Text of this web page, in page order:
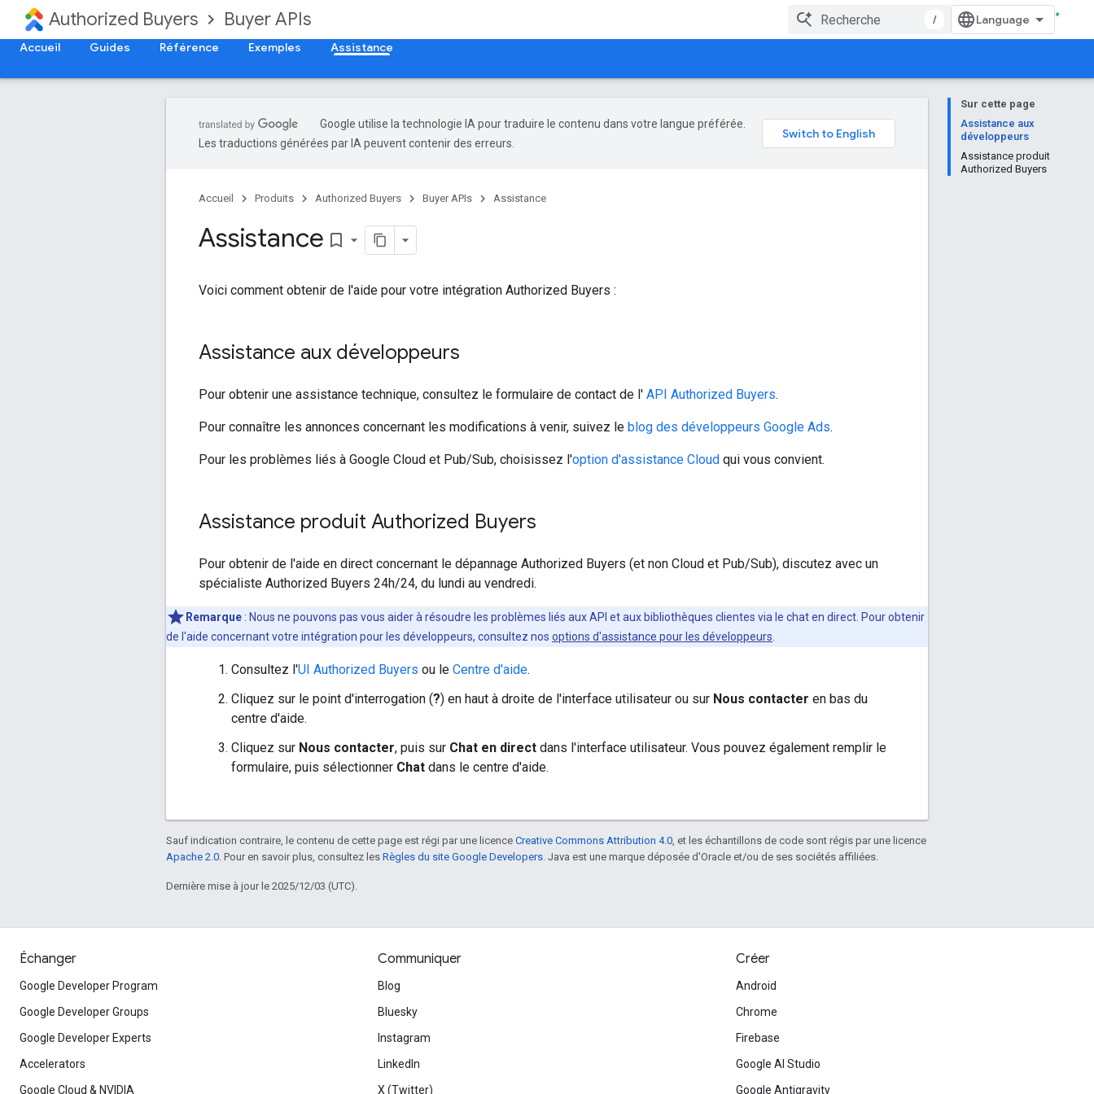
Authorized Buyers Buyer APIs
/
Accueil
Guides Référence Exemples Assistance
Sur cette page
Assistance aux
développeurs
Assistance produit
Authorized Buyers
Google utilise la technologie IA pour traduire le contenu dans votre langue préférée.
Les traductions générées par IA peuvent contenir des erreurs.
Accueil Produits Authorized Buyers Buyer APIs Assistance
Assistance bookmark_border
Voici comment obtenir de l'aide pour votre intégration Authorized Buyers :
Assistance aux développeurs
Pour obtenir une assistance technique, consultez le formulaire de contact de l' API Authorized Buyers.
Pour connaître les annonces concernant les modifications à venir, suivez le blog des développeurs Google Ads.
Pour les problèmes liés à Google Cloud et Pub/Sub, choisissez l'option d'assistance Cloud qui vous convient.
Assistance produit Authorized Buyers
Pour obtenir de l'aide en direct concernant le dépannage Authorized Buyers (et non Cloud et Pub/Sub), discutez avec un
spécialiste Authorized Buyers 24h/24, du lundi au vendredi.
Remarque : Nous ne pouvons pas vous aider à résoudre les problèmes liés aux API et aux bibliothèques clientes via le chat en direct. Pour obtenir
de l'aide concernant votre intégration pour les développeurs, consultez nos options d'assistance pour les développeurs
Consultez l'UI Authorized Buyers ou le Centre d'aide.
Cliquez sur le point d'interrogation (?) en haut à droite de l'interface utilisateur ou sur Nous contacter en bas du
centre d'aide.
Cliquez sur Nous contacter, puis sur Chat en direct dans l'interface utilisateur. Vous pouvez également remplir le
formulaire, puis sélectionner Chat dans le centre d'aide.
Sauf indication contraire, le contenu de cette page est régi par une licence Creative Commons Attribution 4.0 , et les échantillons de code sont régis par une licence
Apache 2.0 . Pour en savoir plus, consultez les Règles du site Google Developers . Java est une marque déposée d'Oracle et/ou de ses sociétés affiliées.
Dernière mise à jour le 2025/12/03 (UTC).
Échanger
Google Developer Program
Google Developer Groups
Google Developer Experts
Accelerators
Google Cloud & NVIDIA
Communiquer
Blog
Bluesky
Instagram
LinkedIn
X (Twitter)
Créer
Android
Chrome
Firebase
Google AI Studio
Google Antigravity